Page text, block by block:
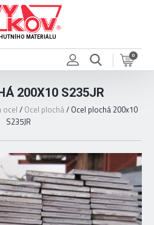
MATERIÁLU
0
200X10 S235JR
ocel / Ocel plochá/ Ocel plochá 200x10
S235JR